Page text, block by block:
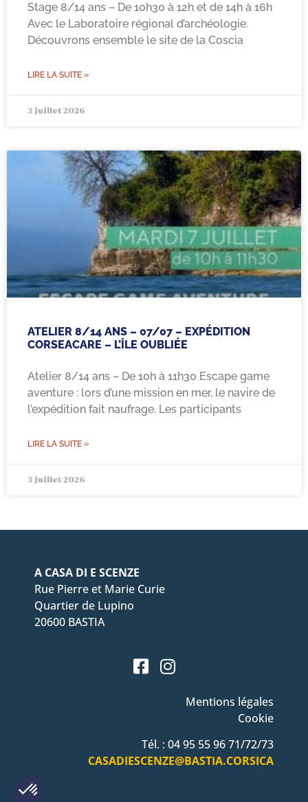
Stage 8/14 ans – De 10h30 à 12h et de 14h à 16h
Avec le Laboratoire régional d’archéologie.
Découvrons ensemble le site de la Coscia
LIRE LA SUITE »
3 juillet 2026
ATELIER 8/14 ANS – 07/07 – EXPÉDITION
CORSEACARE – L’ÎLE OUBLIÉE
Atelier 8/14 ans – De 10h à 11h30 Escape game
aventure : lors d’une mission en mer, le navire de
l’expédition fait naufrage. Les participants
LIRE LA SUITE »
3 juillet 2026
A CASA DI E SCENZE
Rue Pierre et Marie Curie
Quartier de Lupino
20600 BASTIA
Mentions légales
Cookie
Tél. : 04 95 55 96 71/72/73
CASADIESCENZE@BASTIA.CORSICA